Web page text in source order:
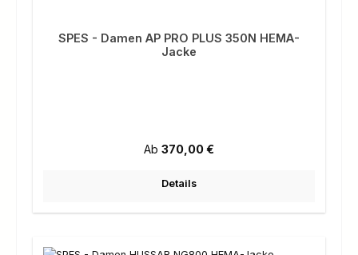
SPES - Damen AP PRO PLUS 350N HEMA-
Jacke
Regulärer Preis:
Ab 370,00 €
Details